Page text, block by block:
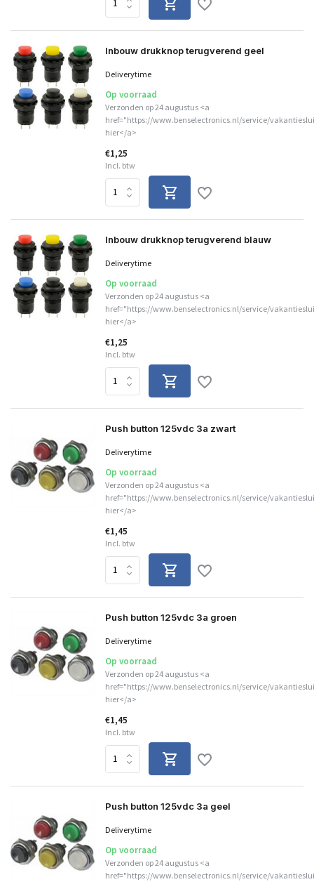
Inbouw drukknop terugverend geel
Deliverytime
Op voorraad
Verzonden op 24 augustus <a
href="https://www.benselectronics.nl/service/
hier</a>
€1,25
Incl. btw
Inbouw drukknop terugverend blauw
Deliverytime
Op voorraad
Verzonden op 24 augustus <a
href="https://www.benselectronics.nl/service/
hier</a>
€1,25
Incl. btw
Push button 125vdc 3a zwart
Deliverytime
Op voorraad
Verzonden op 24 augustus <a
href="https://www.benselectronics.nl/service/
hier</a>
€1,45
Incl. btw
Push button 125vdc 3a groen
Deliverytime
Op voorraad
Verzonden op 24 augustus <a
href="https://www.benselectronics.nl/service/
hier</a>
€1,45
Incl. btw
Push button 125vdc 3a geel
Deliverytime
Op voorraad
Verzonden op 24 augustus <a
href="https://www.benselectronics.nl/service/